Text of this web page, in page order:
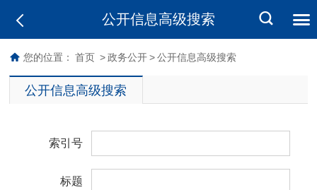
公开信息高级搜索
您的位置： 首页 > 政务公开 > 公开信息高级搜索
公开信息高级搜索
索引号
标题